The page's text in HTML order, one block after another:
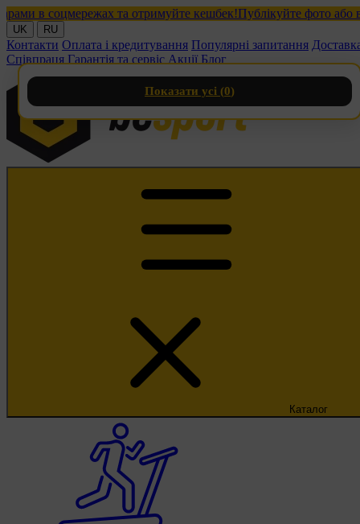
в соцмережах та отримуйте кешбек!Публікуйте фото або
UK RU
Контакти Оплата і кредитування Популярні запитання
Співпраця Гарантія та сервіс Акції Блог
Каталог
Показати усі (0)